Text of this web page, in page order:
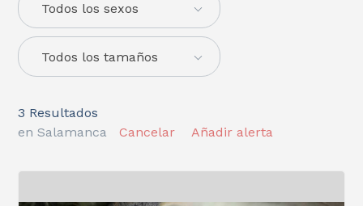
Todos los sexos
Todos los tamaños
3 Resultados
en Salamanca
Cancelar Añadir alerta